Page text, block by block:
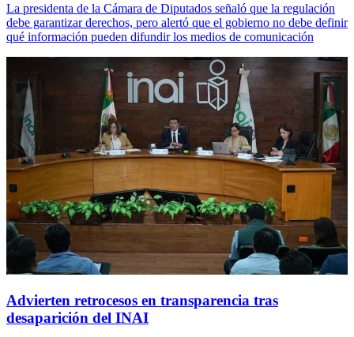
La presidenta de la Cámara de Diputados señaló que la regulación
debe garantizar derechos, pero alertó que el gobierno no debe definir
qué información pueden difundir los medios de comunicación
Advierten retrocesos en transparencia tras
desaparición del INAI